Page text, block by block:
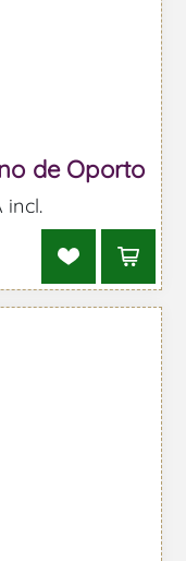
de Oporto
incl.